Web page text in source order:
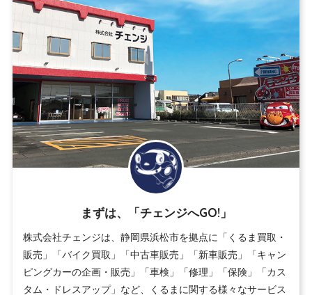
まずは、「チェンジへGO!」
株式会社チェンジは、静岡県浜松市を拠点に「くるま買取・
販売」「バイク買取」「中古車販売」「新車販売」「キャン
ピングカーの企画・販売」「車検」「修理」「保険」「カス
タム・ドレスアップ」など、くるまに関する様々なサービス